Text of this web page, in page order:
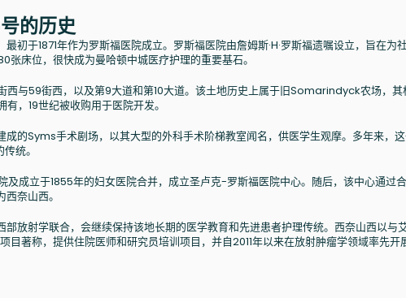
的历史
初于1871年作为罗斯福医院成立。罗斯福医院由詹姆斯·H·罗斯福遗嘱设立，旨在为
张床位，很快成为曼哈顿中城医疗护理的重要基石。
西与59街西，以及第9大道和第10大道。该土地历史上属于旧Somarindyck农场，其
，19世纪被收购用于医院开发。
的Syms手术剧场，以其大型的外科手术阶梯教室闻名，供医学生观摩。多年来，
统。
及成立于1855年的妇女医院合并，成立圣卢克-罗斯福医院中心。随后，该中心通过
奈山西。
放射学联合，会继续保持该地长期的医学教育和先进患者护理传统。西奈山西以与
著称，提供住院医师和研究员培训项目，并自2011年以来在放射肿瘤学领域率先开